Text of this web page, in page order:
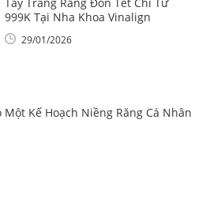
999K Tại Nha Khoa Vinalign
29/01/2026
Một Kế Hoạch Niềng Răng Cá Nhân